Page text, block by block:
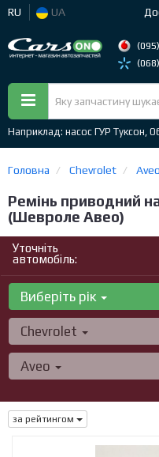
RU UA
(095)
(068)
Наприклад: насос ГУР Туксон,
Головна Chevrolet Aveo
Ремінь приводний
(Шевроле Авео)
Уточніть
автомобіль:
Виберіть рік
Chevrolet
Aveo
за рейтингом